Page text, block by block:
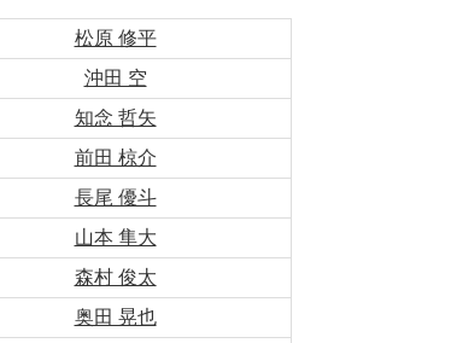
松原 修平
沖田 空
知念 哲矢
前田 椋介
長尾 優斗
山本 隼大
森村 俊太
奥田 晃也